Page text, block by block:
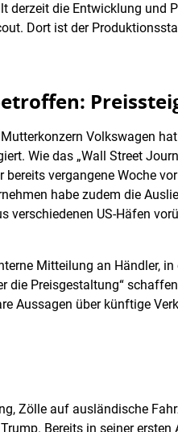
derzeit die Entwicklung und
Dort ist der
Volkswagen
Wie das „Wall Street
bereits vergangene Woche
habe zudem die
verschiedenen US-Häfen
Mitteilung an Händler, in
die Preisgestaltung“
Aussagen über künftige
Zölle auf ausländische
Bereits in seiner